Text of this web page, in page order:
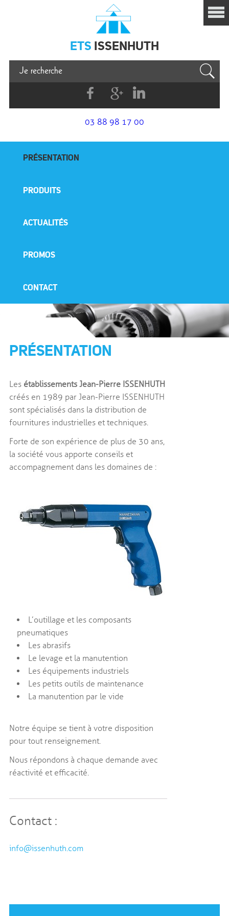
Issenhuth
ETS ISSENHUTH
FacebookG+
Linkedin
03 88 98 17 00
PRÉSENTATION
PRODUITS
ACTUALITÉS
PROMOS
CONTACT
PRÉSENTATION
Les établissements Jean-Pierre ISSENHUTH
créés en 1989 par Jean-Pierre ISSENHUTH
sont spécialisés dans la distribution de
fournitures industrielles et techniques.
Forte de son expérience de plus de 30 ans,
la société vous apporte conseils et
accompagnement dans les domaines de :
L’outillage et les composants
pneumatiques
Les abrasifs
Le levage et la manutention
Les équipements industriels
Les petits outils de maintenance
La manutention par le vide
Notre équipe se tient à votre disposition
pour tout renseignement.
Nous répondons à chaque demande avec
réactivité et efficacité.
Contact :
info@issenhuth.com